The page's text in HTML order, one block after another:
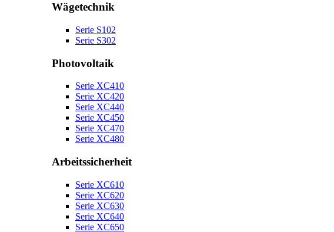
Wägetechnik
Serie S102
Serie S302
Photovoltaik
Serie XC410
Serie XC420
Serie XC440
Serie XC450
Serie XC470
Serie XC480
Arbeitssicherheit
Serie XC610
Serie XC620
Serie XC630
Serie XC640
Serie XC650